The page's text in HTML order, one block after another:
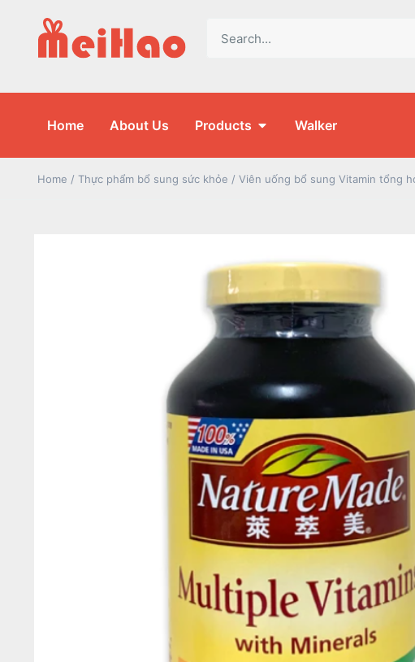
Home About Us Products Walker
Home / Thực phẩm bổ sung sức khỏe / Viên uống bổ sung Vitamin tổng